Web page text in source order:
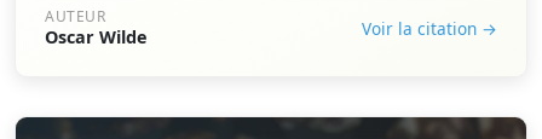
AUTEUR
Oscar Wilde Voir la citation →